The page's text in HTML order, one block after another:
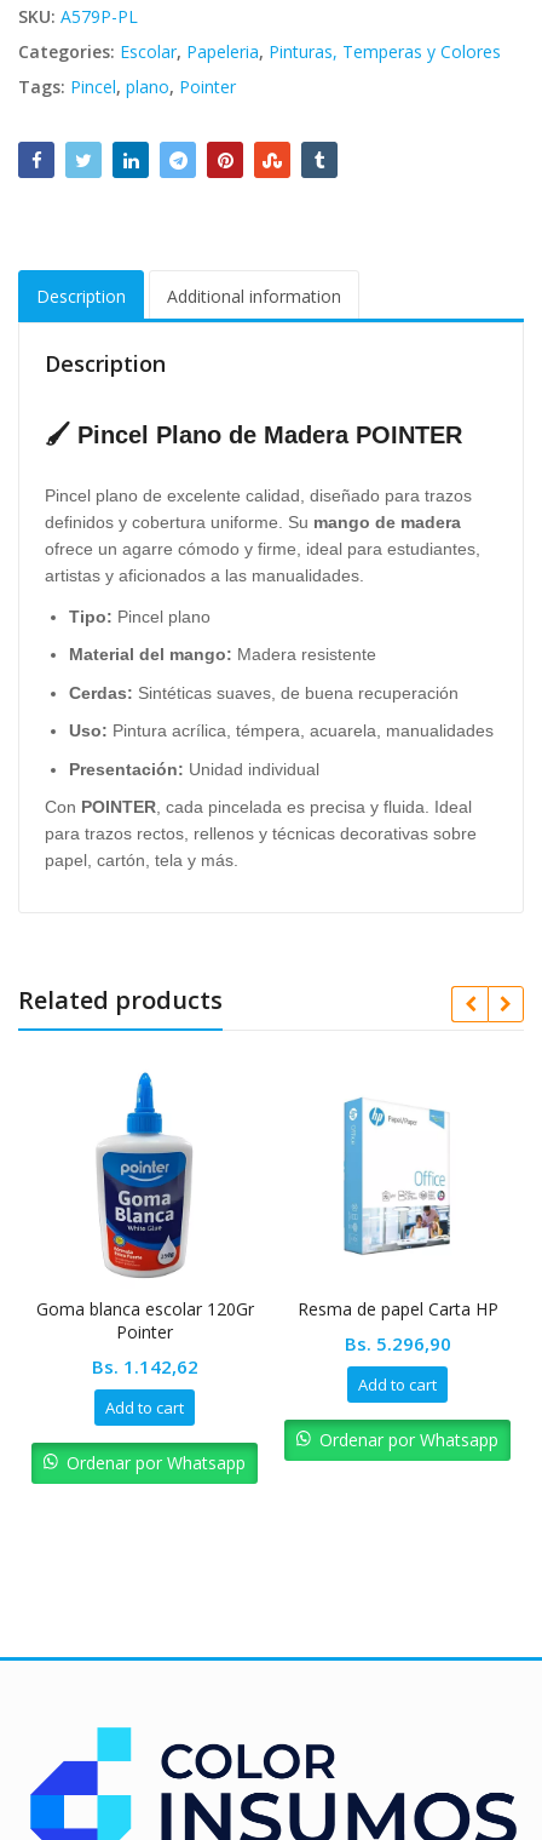
SKU: A579P-PL
Categories: Escolar, Papeleria, Pinturas, Temperas y Colores
Tags: Pincel, plano, Pointer
Description Additional information
Description
🖌️ Pincel Plano de Madera POINTER
Pincel plano de excelente calidad, diseñado para trazos
definidos y cobertura uniforme. Su mango de madera
ofrece un agarre cómodo y firme, ideal para estudiantes,
artistas y aficionados a las manualidades.
Tipo: Pincel plano
Material del mango: Madera resistente
Cerdas: Sintéticas suaves, de buena recuperación
Uso: Pintura acrílica, témpera, acuarela, manualidades
Presentación: Unidad individual
Con POINTER , cada pincelada es precisa y fluida. Ideal
para trazos rectos, rellenos y técnicas decorativas sobre
papel, cartón, tela y más.
Related products
Goma blanca escolar 120Gr
Pointer
Bs.1.142,62
Add to cart
Ordenar por Whatsapp
Resma de papel Carta HP
Bs.5.296,90
Add to cart
Ordenar por Whatsapp